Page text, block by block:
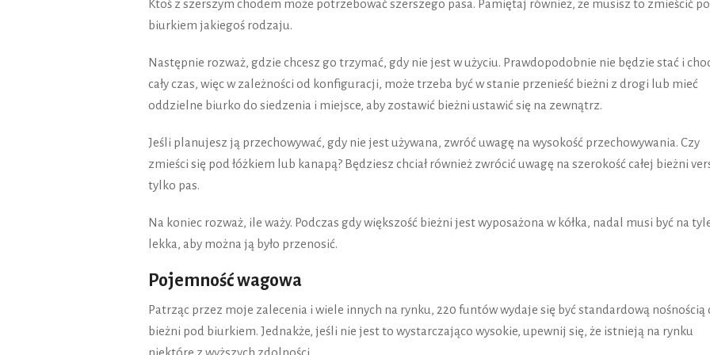
Ktoś z szerszym chodem może potrzebować szerszego pasa. Pamiętaj również, że musisz to zmieścić
biurkiem jakiegoś rodzaju.
Następnie rozważ, gdzie chcesz go trzymać, gdy nie jest w użyciu. Prawdopodobnie nie będzie stać i
cały czas, więc w zależności od konfiguracji, może trzeba być w stanie przenieść bieżni z drogi lub mieć
oddzielne biurko do siedzenia i miejsce, aby zostawić bieżni ustawić się na zewnątrz.
Jeśli planujesz ją przechowywać, gdy nie jest używana, zwróć uwagę na wysokość przechowywania. Czy
zmieści się pod łóżkiem lub kanapą? Będziesz chciał również zwrócić uwagę na szerokość całej bieżni
tylko pas.
Na koniec rozważ, ile waży. Podczas gdy większość bieżni jest wyposażona w kółka, nadal musi być na
lekka, aby można ją było przenosić.
Pojemność wagowa
Patrząc przez moje zalecenia i wiele innych na rynku, 220 funtów wydaje się być standardową nośnością
bieżni pod biurkiem. Jednakże, jeśli nie jest to wystarczająco wysokie, upewnij się, że istnieją na rynku
niektóre z wyższych zdolności.